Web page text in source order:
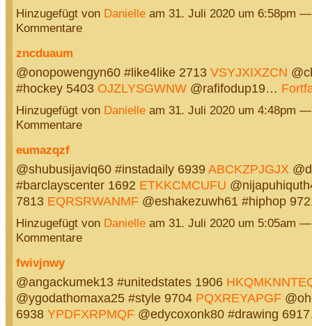
Hinzugefügt von Danielleam 31. Juli 2020 um 6:58pm —
Kommentare
zncduaum
@onopowengyn60 #like4like 2713 VSYJXIXZCN
#hockey 5403 OJZLYSGWNW@rafifodup19…
Hinzugefügt von Danielleam 31. Juli 2020 um 4:48pm —
Kommentare
eumazqzf
@shubusijaviq60 #instadaily 6939 ABCKZPJGJX
#barclayscenter 1692 ETKKCMCUFU
7813 EQRSRWANMF@eshakezuwh61 #hiphop
Hinzugefügt von Danielleam 31. Juli 2020 um 5:05am —
Kommentare
fwivjnwy
@angackumek13 #unitedstates 1906
@ygodathomaxa25 #style 9704 PQXREYAPGF
6938 YPDFXRPMQF@edycoxonk80 #drawing